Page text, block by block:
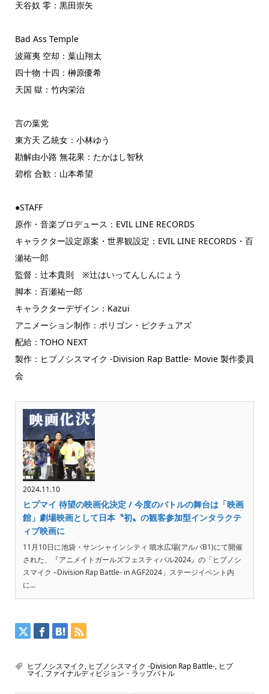
天谷奴 零：黒田崇矢
Bad Ass Temple
波羅夷 空却：葉山翔太
四十物 十四：榊原優希
天国 獄：竹内栄治
言の葉党
東方天 乙統女：小林ゆう
勘解由小路 無花果：たかはし智秋
碧棺 合歓：山本希望
●STAFF
原作・音楽プロデュース：EVIL LINE RECORDS
キャラクター設定原案・世界観設定：EVIL LINE RECORDS・百
瀬祐一郎
監督：辻本貴則 ※辻はいってんしんにょう
脚本：百瀬祐一郎
キャラクターデザイン：Kazui
アニメーション制作：ポリゴン・ピクチュアズ
配給：TOHO NEXT
製作：ヒプノシスマイク -Division Rap Battle- Movie 製作委員
会
2024.11.10
ヒプマイ 待望の映画化決定 / 今度のバトルの舞台は「映画
館」劇場映画として日本〝初〟の観客参加型インタラクテ
ィブ映画に
11月10日に池袋・サンシャインシティ 噴水広場(アルパB1)にて開催
された、『アニメイトガールズフェスティバル2024』の「ヒプノシ
スマイク –Division Rap Battle- in AGF2024」ステージイベント内
に...
ヒプノシスマイク, ヒプノシスマイク -Division Rap Battle-, ヒプ
マイ, ファイナルディビジョン・ラップバトル